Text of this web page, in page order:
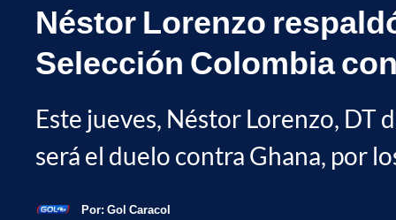
Néstor Lorenzo
Selección Colombia
Este jueves, Néstor Lorenzo, DT
será el duelo contra Ghana, por
Por: Gol Caracol